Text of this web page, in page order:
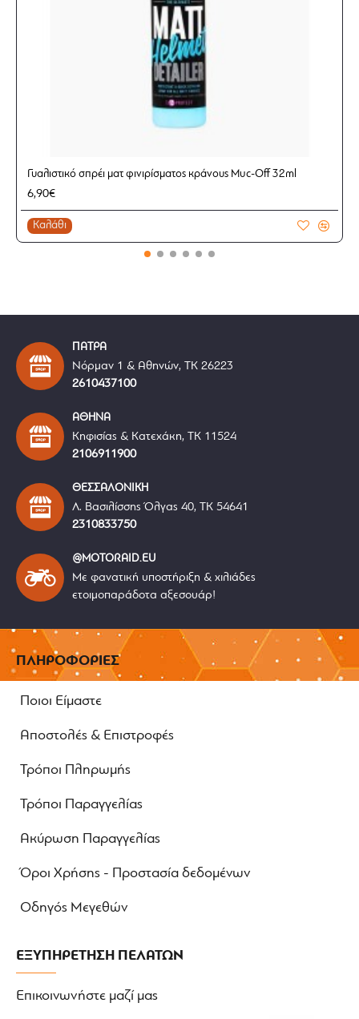
Γυαλιστικό σπρέι ματ φινιρίσματος κράνους Muc-Off 32ml
6,90€
Καλάθι
ΠΑΤΡΑ
Νόρμαν 1 & Αθηνών, ΤΚ 26223
2610437100
ΑΘΗΝΑ
Κηφισίας & Κατεχάκη, ΤΚ 11524
2106911900
ΘΕΣΣΑΛΟΝΙΚΗ
Λ. Βασιλίσσης Όλγας 40, ΤΚ 54641
2310833750
@MOTORAID.EU
Με φανατική υποστήριξη & χιλιάδες
ετοιμοπαράδοτα αξεσουάρ!
ΠΛΗΡΟΦΟΡΙΕΣ
Ποιοι Είμαστε
Αποστολές & Επιστροφές
Τρόποι Πληρωμής
Τρόποι Παραγγελίας
Ακύρωση Παραγγελίας
Όροι Χρήσης - Προστασία δεδομένων
Οδηγός Μεγεθών
ΕΞΥΠΗΡΕΤΗΣΗ ΠΕΛΑΤΩΝ
Επικοινωνήστε μαζί μας